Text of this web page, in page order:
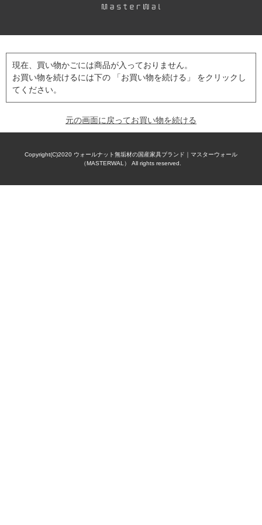
現在、買い物かごには商品が入っておりません。
お買い物を続けるには下の 「お買い物を続ける」 をクリックし
てください。
元の画面に戻ってお買い物を続ける
Copyright(C)2020 ウォールナット無垢材の国産家具ブランド｜マスターウォール
（MASTERWAL） All rights reserved.